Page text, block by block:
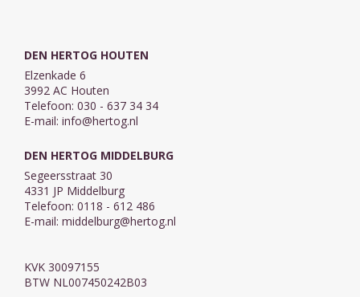
DEN HERTOG HOUTEN
Elzenkade 6
3992 AC Houten
Telefoon: 030 - 637 34 34
E-mail: info@hertog.nl
DEN HERTOG MIDDELBURG
Segeersstraat 30
4331 JP Middelburg
Telefoon: 0118 - 612 486
E-mail: middelburg@hertog.nl
KVK 30097155
BTW NL007450242B03